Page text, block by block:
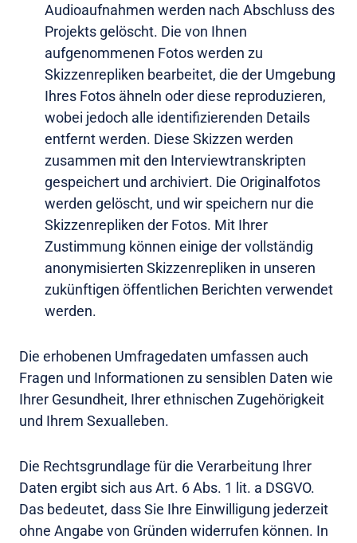
Audioaufnahmen werden nach Abschluss des
Projekts gelöscht. Die von Ihnen
aufgenommenen Fotos werden zu
Skizzenrepliken bearbeitet, die der Umgebung
Ihres Fotos ähneln oder diese reproduzieren,
wobei jedoch alle identifizierenden Details
entfernt werden. Diese Skizzen werden
zusammen mit den Interviewtranskripten
gespeichert und archiviert. Die Originalfotos
werden gelöscht, und wir speichern nur die
Skizzenrepliken der Fotos. Mit Ihrer
Zustimmung können einige der vollständig
anonymisierten Skizzenrepliken in unseren
zukünftigen öffentlichen Berichten verwendet
werden.
Die erhobenen Umfragedaten umfassen auch
Fragen und Informationen zu sensiblen Daten wie
Ihrer Gesundheit, Ihrer ethnischen Zugehörigkeit
und Ihrem Sexualleben.
Die Rechtsgrundlage für die Verarbeitung Ihrer
Daten ergibt sich aus Art. 6 Abs. 1 lit. a DSGVO.
Das bedeutet, dass Sie Ihre Einwilligung jederzeit
ohne Angabe von Gründen widerrufen können. In